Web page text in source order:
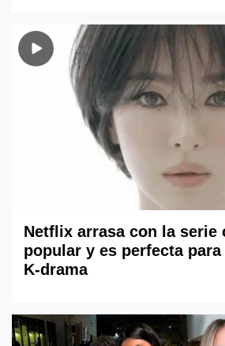
Netflix arrasa con la serie
popular y es perfecta para
K-drama